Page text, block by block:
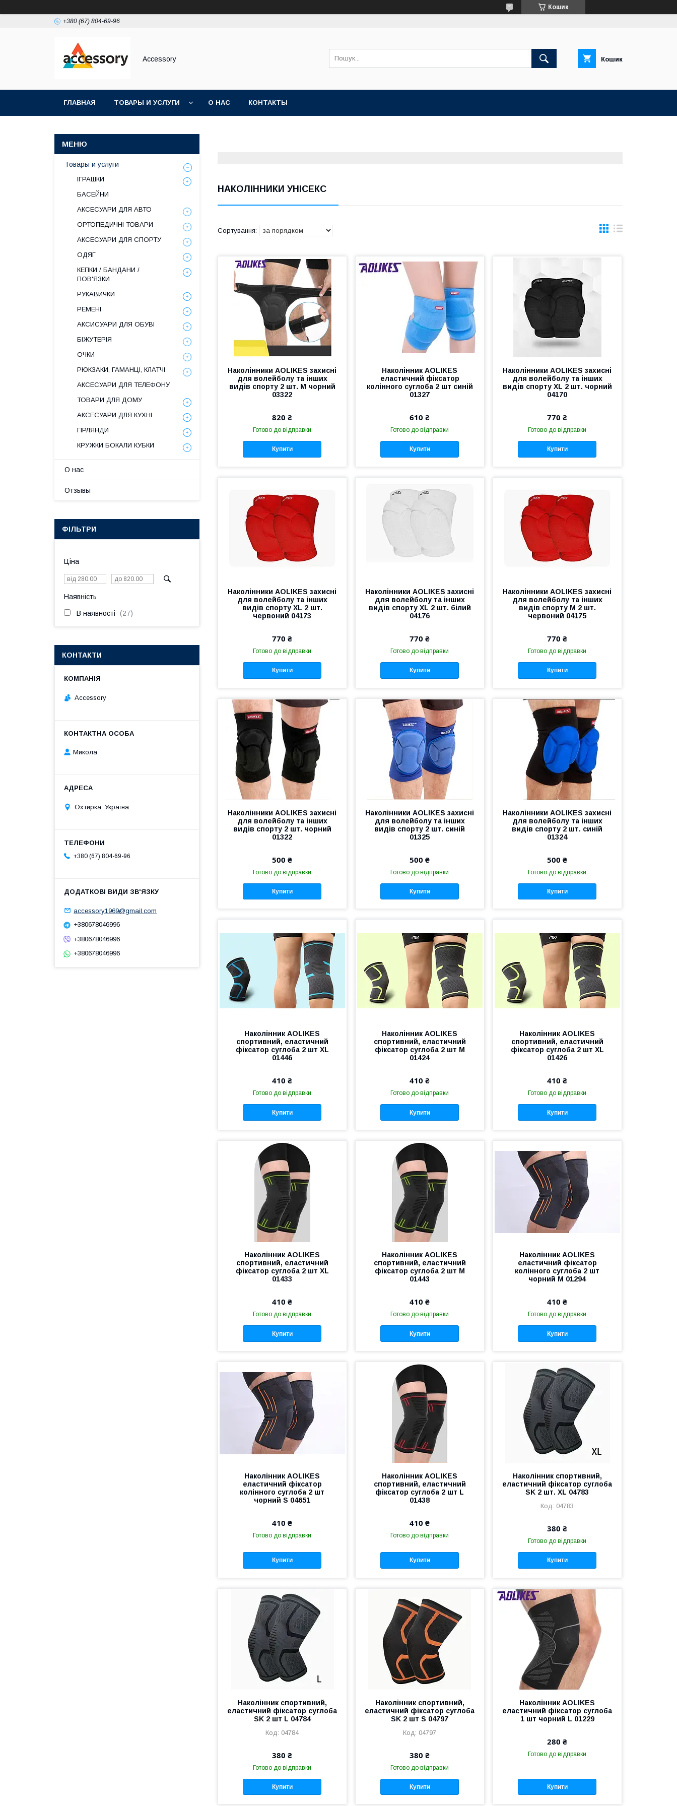
Кошик
+380 (67) 804-69-96
Accessory Кошик
ГЛАВНАЯ ТОВАРЫ И УСЛУГИ О НАС КОНТАКТЫ
НАКОЛІННИКИ УНІСЕКС
Наколінники AOLIKES захисні
для волейболу та інших
видів спорту 2 шт. M чорний
03322
820 ₴
Готово до відправки
Купити
Наколінник AOLIKES
еластичний фіксатор
колінного суглоба 2 шт синій
01327
610 ₴
Готово до відправки
Купити
Наколінники AOLIKES захисні
для волейболу та інших
видів спорту XL 2 шт. чорний
04170
770 ₴
Готово до відправки
Купити
Наколінники AOLIKES захисні
для волейболу та інших
видів спорту XL 2 шт.
червоний 04173
770 ₴
Готово до відправки
Купити
Наколінники AOLIKES захисні
для волейболу та інших
видів спорту XL 2 шт. білий
04176
770 ₴
Готово до відправки
Купити
Наколінники AOLIKES захисні
для волейболу та інших
видів спорту М 2 шт.
червоний 04175
770 ₴
Готово до відправки
Купити
Наколінники AOLIKES захисні
для волейболу та інших
видів спорту 2 шт. чорний
01322
500 ₴
Готово до відправки
Купити
Наколінники AOLIKES захисні
для волейболу та інших
видів спорту 2 шт. синій
01325
500 ₴
Готово до відправки
Купити
Наколінники AOLIKES захисні
для волейболу та інших
видів спорту 2 шт. синій
01324
500 ₴
Готово до відправки
Купити
Наколінник AOLIKES
спортивний, еластичний
фіксатор суглоба 2 шт XL
01446
410 ₴
Готово до відправки
Купити
Наколінник AOLIKES
спортивний, еластичний
фіксатор суглоба 2 шт M
01424
410 ₴
Готово до відправки
Купити
Наколінник AOLIKES
спортивний, еластичний
фіксатор суглоба 2 шт XL
01426
410 ₴
Готово до відправки
Купити
Наколінник AOLIKES
спортивний, еластичний
фіксатор суглоба 2 шт XL
01433
410 ₴
Готово до відправки
Купити
Наколінник AOLIKES
спортивний, еластичний
фіксатор суглоба 2 шт M
01443
410 ₴
Готово до відправки
Купити
Наколінник AOLIKES
еластичний фіксатор
колінного суглоба 2 шт
чорний М 01294
410 ₴
Готово до відправки
Купити
Наколінник AOLIKES
еластичний фіксатор
колінного суглоба 2 шт
чорний S 04651
410 ₴
Готово до відправки
Купити
Наколінник AOLIKES
спортивний, еластичний
фіксатор суглоба 2 шт L
01438
410 ₴
Готово до відправки
Купити
Наколінник спортивний,
еластичний фіксатор суглоба
SK 2 шт. XL 04783
04783
380 ₴
Готово до відправки
Купити
Наколінник спортивний,
еластичний фіксатор суглоба
SK 2 шт L 04784
04784
380 ₴
Готово до відправки
Купити
Наколінник спортивний,
еластичний фіксатор суглоба
SK 2 шт S 04797
04797
380 ₴
Готово до відправки
Купити
Наколінник AOLIKES
еластичний фіксатор суглоба
1 шт чорний L 01229
280 ₴
Готово до відправки
Купити
Товары и услуги
ІГРАШКИ
БАСЕЙНИ
АКСЕСУАРИ ДЛЯ АВТО
ОРТОПЕДИЧНІ ТОВАРИ
АКСЕСУАРИ ДЛЯ СПОРТУ
ОДЯГ
КЕПКИ / БАНДАНИ /
ПОВ'ЯЗКИ
РУКАВИЧКИ
РЕМЕНІ
АКСИСУАРИ ДЛЯ ОБУВІ
БІЖУТЕРІЯ
ОЧКИ
РЮКЗАКИ, ГАМАНЦІ, КЛАТЧІ
АКСЕСУАРИ ДЛЯ ТЕЛЕФОНУ
ТОВАРИ ДЛЯ ДОМУ
АКСЕСУАРИ ДЛЯ КУХНІ
ГІРЛЯНДИ
КРУЖКИ БОКАЛИ КУБКИ
О нас
Отзывы
ФІЛЬТРИ
Ціна
Наявність
В наявності 27
КОНТАКТИ
Accessory
Микола
Охтирка, Україна
+380 (67) 804-69-96
accessory1969@gmail.com
+380678046996
+380678046996
+380678046996